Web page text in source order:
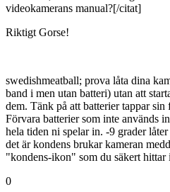
videokamerans manual?[/citat]
Riktigt Gorse!
swedishmeatball; prova låta dina
band i men utan batteri) utan att
dem. Tänk på att batterier tappar
Förvara batterier som inte används
hela tiden ni spelar in. -9 grader
det är kondens brukar kameran
"kondens-ikon" som du säkert hittar
0